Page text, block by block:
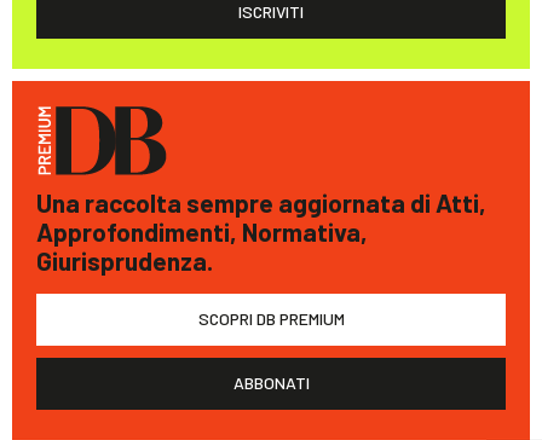
ISCRIVITI
Una raccolta sempre aggiornata di Atti,
Approfondimenti, Normativa,
Giurisprudenza.
SCOPRI DB PREMIUM
ABBONATI